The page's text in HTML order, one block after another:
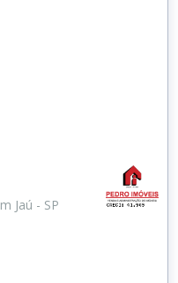
Jaú - SP